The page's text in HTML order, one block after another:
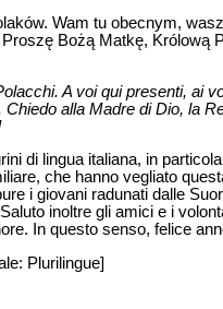
Wam tu obecnym,
Bożą Matkę, Królową
A voi qui presenti, ai
alla Madre di Dio, la
di lingua italiana, in
che hanno vegliato
i giovani radunati dalle
inoltre gli amici e i
In questo senso, felice
Plurilingue]